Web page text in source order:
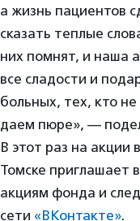
а жизнь пациентов
сказать теплые
них помнят, и наша
все сладости и
больных, тех, кто
даем пюре», —
В этот раз на акции
Томске приглашает
акциям фонда и
сети «ВКонтакте».